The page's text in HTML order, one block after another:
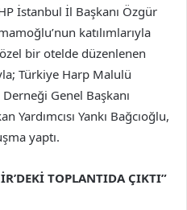
İstanbul İl Başkanı Özgür
katılımlarıyla
bir otelde düzenlenen
Türkiye Harp Malulü
Genel Başkanı
Yardımcısı Yankı Bağcıoğlu,
yaptı.
TOPLANTIDA ÇIKTI”